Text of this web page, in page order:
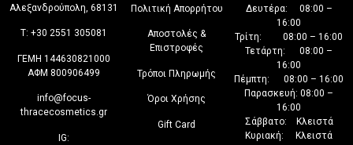
Αλεξανδρούπολη, 68131
T:+30 2551 305081
ΓΕΜΗ 144630821000
ΑΦΜ 800906499
info@focus-
thracecosmetics.gr
IG:
Πολιτική Απορρήτου
Αποστολές &
Επιστροφές
Τρόποι Πληρωμής
Όροι Χρήσης
Gift Card
Δευτέρα: 08:00 –
16:00
Τρίτη: 08:00 – 16:00
Τετάρτη: 08:00 –
16:00
Πέμπτη: 08:00 – 16:00
Παρασκευή: 08:00 –
16:00
Σάββατο: Κλειστά
Κυριακή: Κλειστά